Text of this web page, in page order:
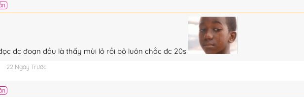
đc đoạn đầu là thấy mùi lỏ rồi bỏ luôn chắc đc 20s
22 Ngày Trước